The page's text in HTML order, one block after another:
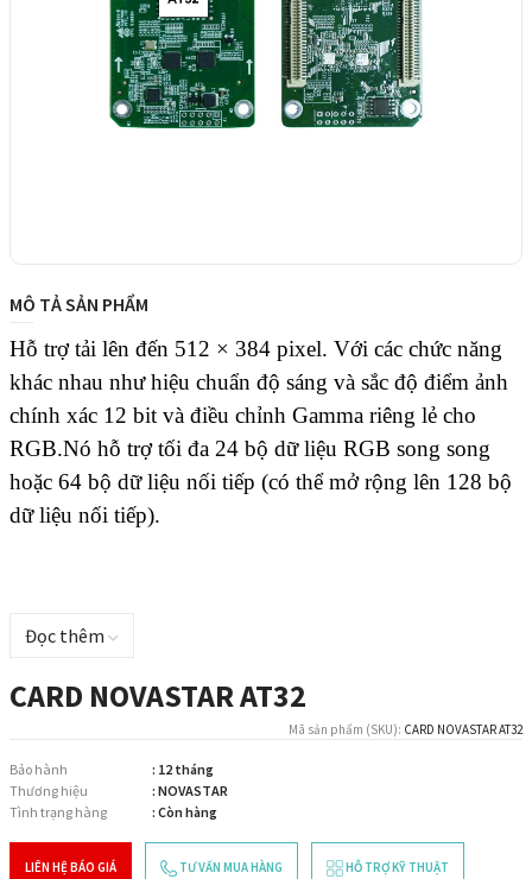
MÔ TẢ SẢN PHẨM
Hỗ trợ tải lên đến 512 × 384 pixel. Với các chức năng
khác nhau như hiệu chuẩn độ sáng và sắc độ điểm ảnh
chính xác 12 bit và điều chỉnh Gamma riêng lẻ cho
RGB.Nó hỗ trợ tối đa 24 bộ dữ liệu RGB song song
hoặc 64 bộ dữ liệu nối tiếp (có thể mở rộng lên 128 bộ
dữ liệu nối tiếp).
Đọc thêm
CARD NOVASTAR AT32
Mã sản phẩm (SKU): CARD NOVASTAR AT32
Bảo hành
: 12 tháng
Thương hiệu
: NOVASTAR
Tình trạng hàng
: Còn hàng
LIÊN HỆ BÁO GIÁ TƯ VẤN MUA HÀNG HỖ TRỢ KỸ THUẬT